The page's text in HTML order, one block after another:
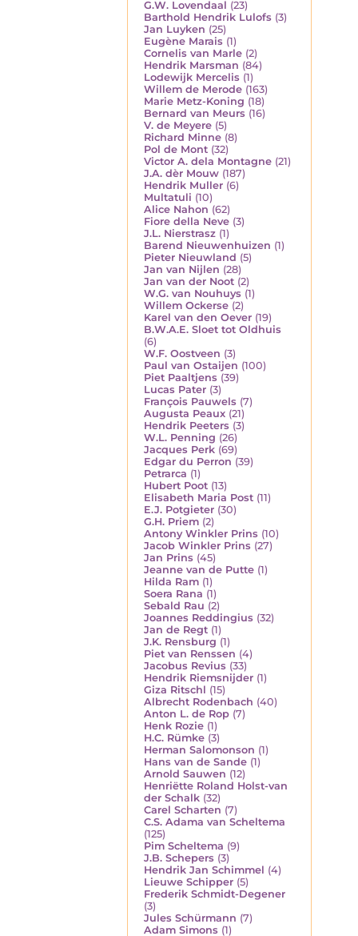
G.W. Lovendaal (23)
Barthold Hendrik Lulofs (3)
Jan Luyken (25)
Eugène Marais (1)
Cornelis van Marle (2)
Hendrik Marsman (84)
Lodewijk Mercelis (1)
Willem de Merode (163)
Marie Metz-Koning (18)
Bernard van Meurs (16)
V. de Meyere (5)
Richard Minne (8)
Pol de Mont (32)
Victor A. dela Montagne (21)
J.A. dèr Mouw (187)
Hendrik Muller (6)
Multatuli (10)
Alice Nahon (62)
Fiore della Neve (3)
J.L. Nierstrasz (1)
Barend Nieuwenhuizen (1)
Pieter Nieuwland (5)
Jan van Nijlen (28)
Jan van der Noot (2)
W.G. van Nouhuys (1)
Willem Ockerse (2)
Karel van den Oever (19)
B.W.A.E. Sloet tot Oldhuis
(6)
W.F. Oostveen (3)
Paul van Ostaijen (100)
Piet Paaltjens (39)
Lucas Pater (3)
François Pauwels (7)
Augusta Peaux (21)
Hendrik Peeters (3)
W.L. Penning (26)
Jacques Perk (69)
Edgar du Perron (39)
Petrarca (1)
Hubert Poot (13)
Elisabeth Maria Post (11)
E.J. Potgieter (30)
G.H. Priem (2)
Antony Winkler Prins (10)
Jacob Winkler Prins (27)
Jan Prins (45)
Jeanne van de Putte (1)
Hilda Ram (1)
Soera Rana (1)
Sebald Rau (2)
Joannes Reddingius (32)
Jan de Regt (1)
J.K. Rensburg (1)
Piet van Renssen (4)
Jacobus Revius (33)
Hendrik Riemsnijder (1)
Giza Ritschl (15)
Albrecht Rodenbach (40)
Anton L. de Rop (7)
Henk Rozie (1)
H.C. Rümke (3)
Herman Salomonson (1)
Hans van de Sande (1)
Arnold Sauwen (12)
Henriëtte Roland Holst-van
der Schalk (32)
Carel Scharten (7)
C.S. Adama van Scheltema
(125)
Pim Scheltema (9)
J.B. Schepers (3)
Hendrik Jan Schimmel (4)
Lieuwe Schipper (5)
Frederik Schmidt-Degener
(3)
Jules Schürmann (7)
Adam Simons (1)